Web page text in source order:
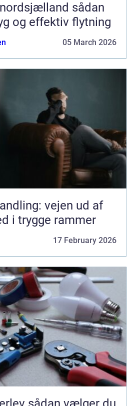
sådan
og effektiv flytning
05 March 2026
vejen ud af
i trygge rammer
17 February 2026